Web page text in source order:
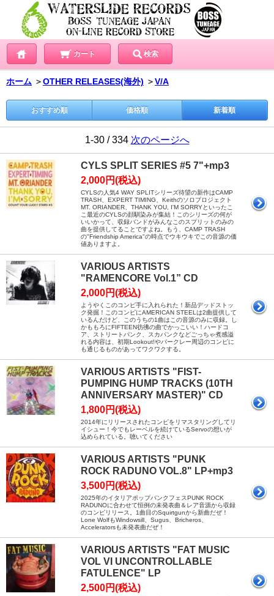
カート 検索
ホーム ＞OTHER RELEASES(海外) ＞V/A
おすすめ順 価格順 新着順
1-30 / 334 次のページへ
CYLS SPLIT SERIES #5 7"+mp3
2,000円(税込)
CYLSの人気4 WAY SPLITシリーズ待望の新作はCAMP
TRASH、EXPERT TIMING、Keithのソロプロジェクト
MT. ORIANDER、THANK YOU, I'M SORRYといったこ
こ最近のCYLSの顔馴染みが集結！このシリーズの何が
いいかって、収録バンドがみんなこのスプリットのみの
曲を提供してることですよね。もう、CAMP TRASH
の"Friendship America"の時点でウキウキでこの音源の価
値ありますよ。
VARIOUS ARTISTS
"RAMENCORE Vol.1” CD
2,000円(税込)
ようやくこのコンピ手に入れられた！新品デッドストッ
ク発掘！このコンピにAMERICAN STEELは2曲提供して
いるんだけど、このうちの1曲はこの音源のみに収録。し
かももろにFIFTEEN彷彿の曲でかっこいい！ハードコ
ア、ストリートパンク、スカパンクなどごっちゃ煮感溢
れる内容は、初期Lookout!やバークレー周辺のコンピに
も通じるものがあってワクワクする。
VARIOUS ARTISTS "FIST-
PUMPING HUMP TRACKS (10TH
ANNIVERSARY MASTER)" CD
1,800円(税込)
2014年にリリースされたコンピをリマスタリングしてリ
イシュー！今でもレーベルを続けているServoの想いが
込められている。聴いてください
VARIOUS ARTISTS "PUNK
ROCK RADUNO VOL.8" LP+mp3
3,500円(税込)
2025年のイタリアポップパンクフェスPUNK ROCK
RADUNOに合わせて恒例の未発表曲＆レア音源から収録
のコンピリリース。1曲目のSquirtgunから新曲だぜ！
Lone WolfもWindowsill、Sugus、Bricheros、
Acceleratorsも未発表曲だぜ！
VARIOUS ARTISTS "FAT MUSIC
VOL VI UNCONTROLLABLE
FATULENCE" LP
2,500円(税込)